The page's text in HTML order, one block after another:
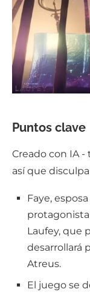
Puntos clave
Creado con IA
así que
Faye,
Laufey, que
desarrollará
Atreus.
El juego se